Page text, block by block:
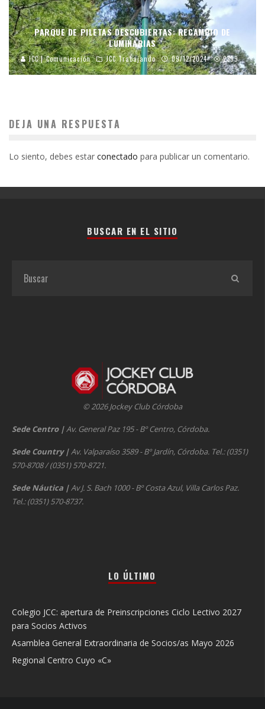
PARQUE DE PILETAS DESCUBIERTAS: RECAMBIO DE
LUMINARIAS
JCC | Comunicación JCC Trabajando 09/12/2024 2399
DEJA UNA RESPUESTA
Lo siento, debes estar conectado para publicar un comentario.
BUSCAR EN EL SITIO
© 2026 Jockey Club Córdoba
Sede Centro |Av. General Paz 195 - Bº Centro, Córdoba.
Sede Country |Av. Valparaíso 3589 - Bº Jardín, Córdoba. Tel.: (0351)
570-8708 / (0351) 570-8721.
Sede Náutica |Av J. S. Bach 1000 - Bº Costa Azul, Villa Carlos Paz.
Tel.: (0351) 570-8737.
LO ÚLTIMO
Colegio JCC: apertura de Preinscripciones Ciclo Lectivo 2027
para Socios Activos
Asamblea General Extraordinaria de Socios/as Mayo 2026
Regional Centro Cuyo «C»